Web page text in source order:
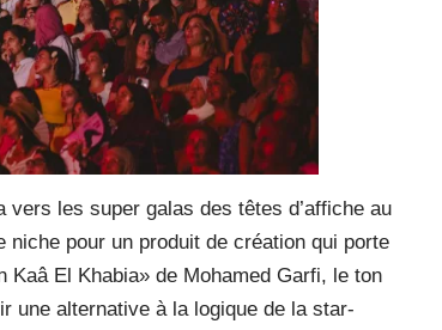
les super galas des têtes d’affiche au
pour un produit de création qui porte
Kaâ El Khabia» de Mohamed Garfi, le ton
une alternative à la logique de la star-